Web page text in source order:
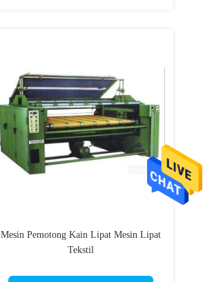
Mesin Pemotong Kain Lipat Mesin Lipat
Tekstil